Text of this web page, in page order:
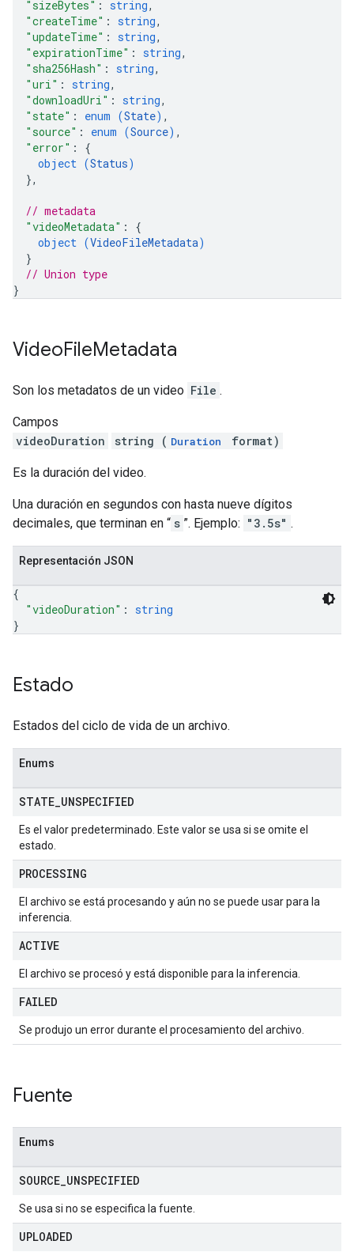
"sizeBytes" : string,
"createTime" : string,
"updateTime" : string,
"expirationTime" : string,
"sha256Hash" : string,
"uri" : string,
"downloadUri" : string,
"state" : enum (State) ,
"source" : enum (Source) ,
"error" : {
object (Status)
},
// metadata
"videoMetadata" : {
object (VideoFileMetadata)
}
// Union type
}
VideoFileMetadata
Son los metadatos de un video File .
Campos
videoDuration
string ( Duration format)
Es la duración del video.
Una duración en segundos con hasta nueve dígitos
decimales, que terminan en “ s ”. Ejemplo: "3.5s" .
Representación JSON
{
"videoDuration" : string
}
Estado
Estados del ciclo de vida de un archivo.
Enums
STATE UNSPECIFIED
Es el valor predeterminado. Este valor se usa si se omite el
estado.
PROCESSING
El archivo se está procesando y aún no se puede usar para la
inferencia.
ACTIVE
El archivo se procesó y está disponible para la inferencia.
FAILED
Se produjo un error durante el procesamiento del archivo.
Fuente
Enums
SOURCE UNSPECIFIED
Se usa si no se especifica la fuente.
UPLOADED